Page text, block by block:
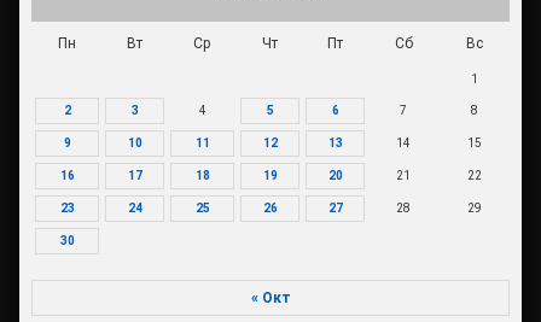
Пн Вт Ср Чт Пт Сб Вс
1
2 3 4 5 6 7 8
9 10 11 12 13 14 15
16 17 18 19 20 21 22
23 24 25 26 27 28 29
30
« Окт